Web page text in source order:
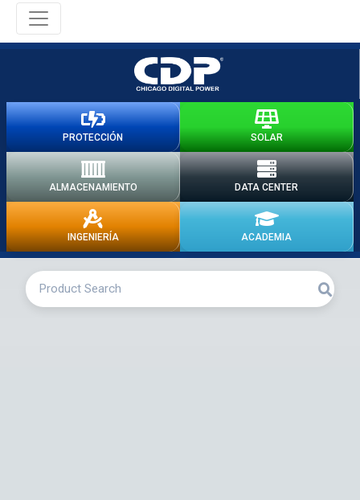
PROTECCIÓN SOLAR
ALMACENAMIENTO DATA CENTER
INGENIERÍA ACADEMIA